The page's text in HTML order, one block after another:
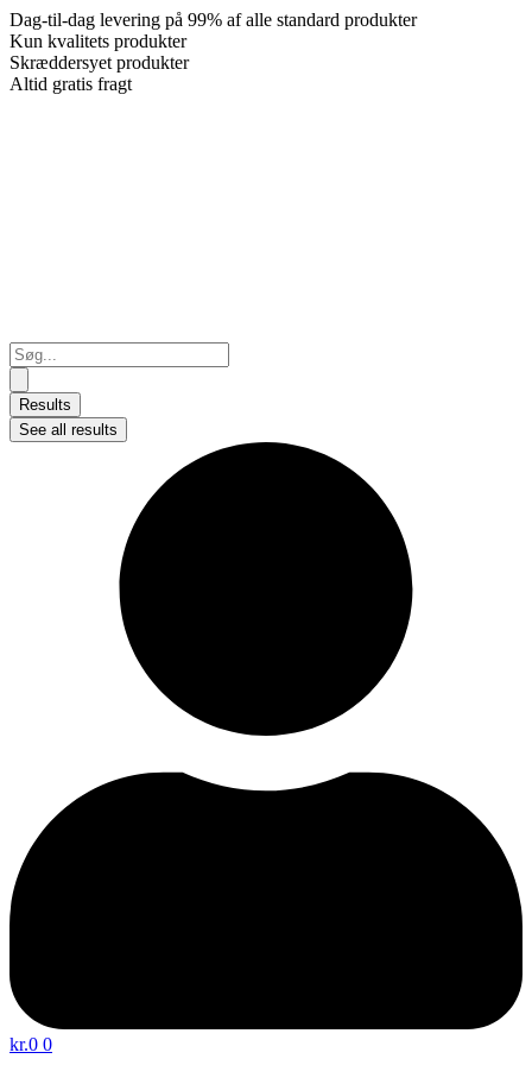
Dag-til-dag levering på 99% af alle standard produkter
Kun kvalitets produkter
Skræddersyet produkter
Altid gratis fragt
Search
...
Results
See all results
kr.0 0